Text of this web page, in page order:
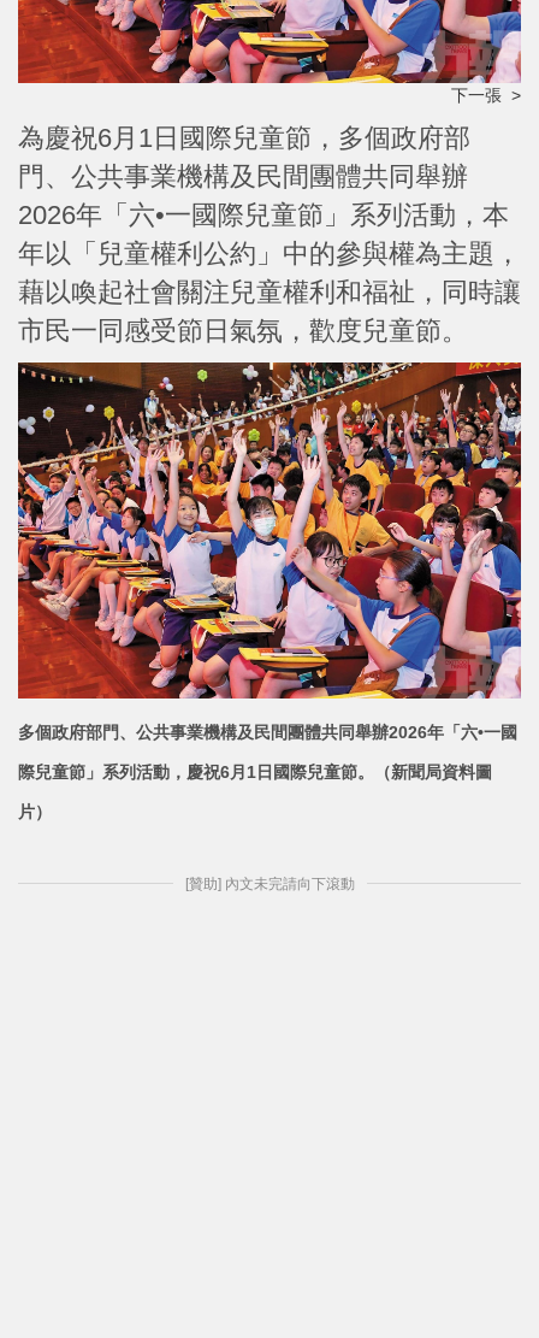
下一張 >
為慶祝6月1日國際兒童節，多個政府部
門、公共事業機構及民間團體共同舉辦
2026年「六•一國際兒童節」系列活動，本
年以「兒童權利公約」中的參與權為主題，
藉以喚起社會關注兒童權利和福祉，同時讓
市民一同感受節日氣氛，歡度兒童節。
多個政府部門、公共事業機構及民間團體共同舉辦2026年「六•一國
際兒童節」系列活動，慶祝6月1日國際兒童節。（新聞局資料圖
片）
[贊助] 內文未完請向下滾動